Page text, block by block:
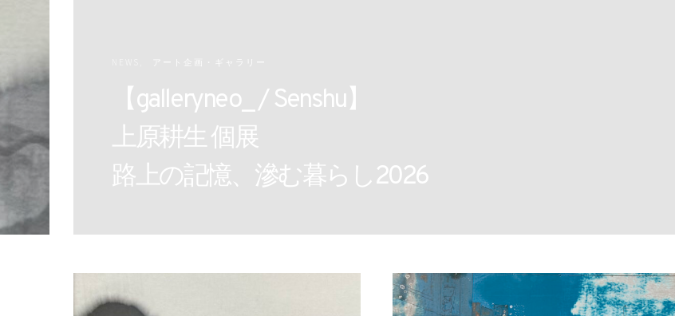
アート企画・ギャラリー
【galleryneo_ / Senshu】
上原耕生 個展
路上の記憶、滲む暮らし2026